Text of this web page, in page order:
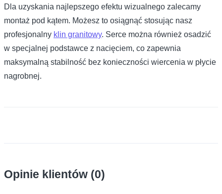
Dla uzyskania najlepszego efektu wizualnego zalecamy
montaż pod kątem. Możesz to osiągnąć stosując nasz
profesjonalny klin granitowy. Serce można również osadzić
w specjalnej podstawce z nacięciem, co zapewnia
maksymalną stabilność bez konieczności wiercenia w płycie
nagrobnej.
Opinie klientów (0)